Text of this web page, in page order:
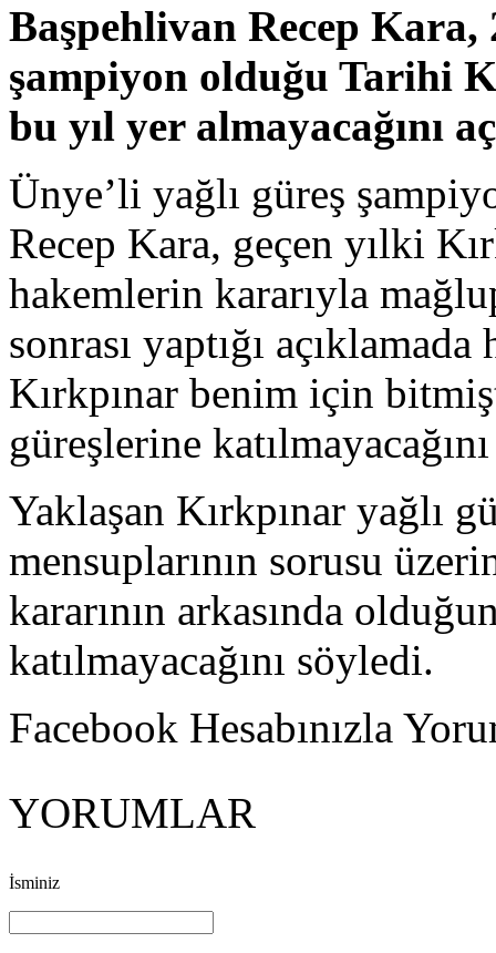
Başpehlivan Recep Kara,
şampiyon olduğu Tarihi
bu yıl yer almayacağını
Ünye’li yağlı güreş
Recep Kara, geçen yılki
hakemlerin kararıyla
sonrası yaptığı
Kırkpınar benim için
güreşlerine
Yaklaşan Kırkpınar yağlı
mensuplarının sorusu
kararının arkasında
katılmayacağını söyledi.
Facebook Hesabınızla
YORUMLAR
İsminiz